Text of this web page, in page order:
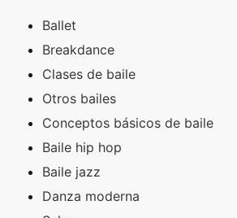
Ballet
Breakdance
Clases de baile
Otros bailes
Conceptos básicos de baile
Baile hip hop
Baile jazz
Danza moderna